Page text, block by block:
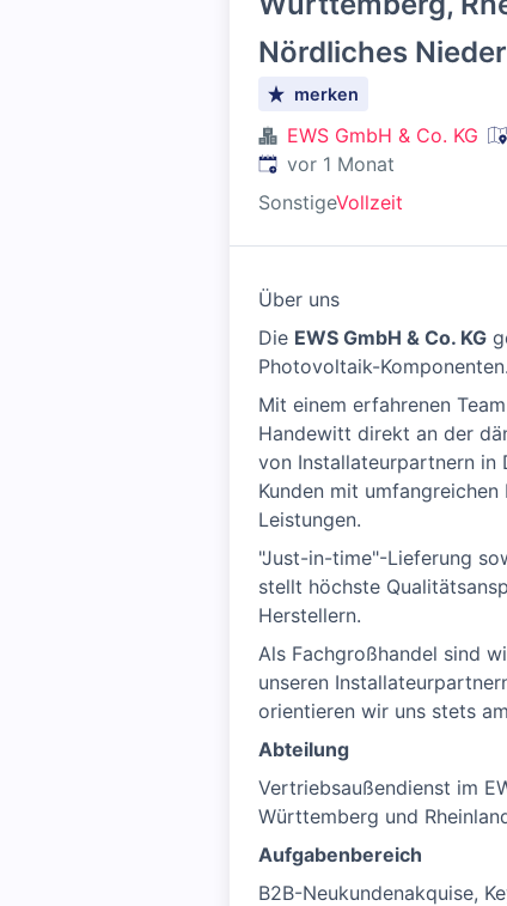
Nördliches
merken
EWS GmbH & Co. KG
Veröffentlicht:
vor 1 Monat
SonstigeVollzeit
Über uns
Die EWS GmbH & Co. KG
Photovoltaik-Komponenten.
Mit einem erfahrenen
Handewitt direkt an der
von Installateurpartnern in
Kunden mit
Leistungen.
"Just-in-time"-Lieferung
stellt höchste
Herstellern.
Als Fachgroßhandel sind
unseren
orientieren wir uns stets
Abteilung
Vertriebsaußendienst im
Württemberg und
Aufgabenbereich
B2B-Neukundenakquise,